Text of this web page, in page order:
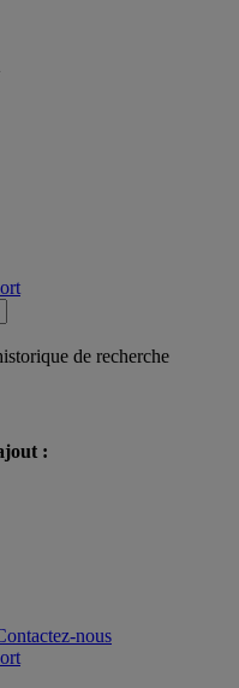
de recherche
:
nous